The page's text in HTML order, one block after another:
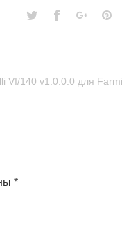
VI/140 v1.0.0.0 для
*